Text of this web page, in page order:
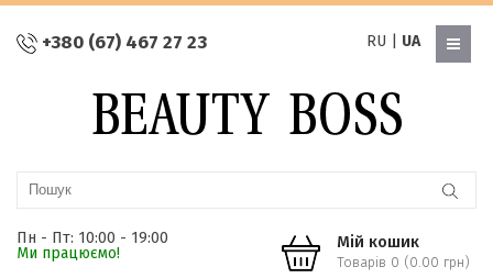
+380 (67) 467 27 23 RU UA
Пн - Пт: 10:00 - 19:00
Ми працюємо!
Мій кошик
Товарів 0 (0.00 грн)